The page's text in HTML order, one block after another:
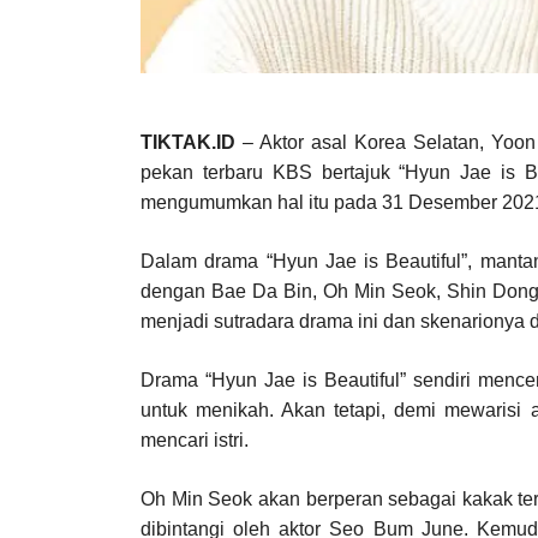
TIKTAK.ID – Aktor asal Korea Selatan,
pekan terbaru KBS bertajuk “Hyun Jae is
mengumumkan hal itu pada 31 Desember
Dalam drama “Hyun Jae is Beautiful”,
dengan Bae Da Bin, Oh Min Seok, Shin
menjadi sutradara drama ini dan skenarionya
Drama “Hyun Jae is Beautiful” sendiri
untuk menikah. Akan tetapi, demi mewarisi
mencari istri.
Oh Min Seok akan berperan sebagai kakak
dibintangi oleh aktor Seo Bum June.